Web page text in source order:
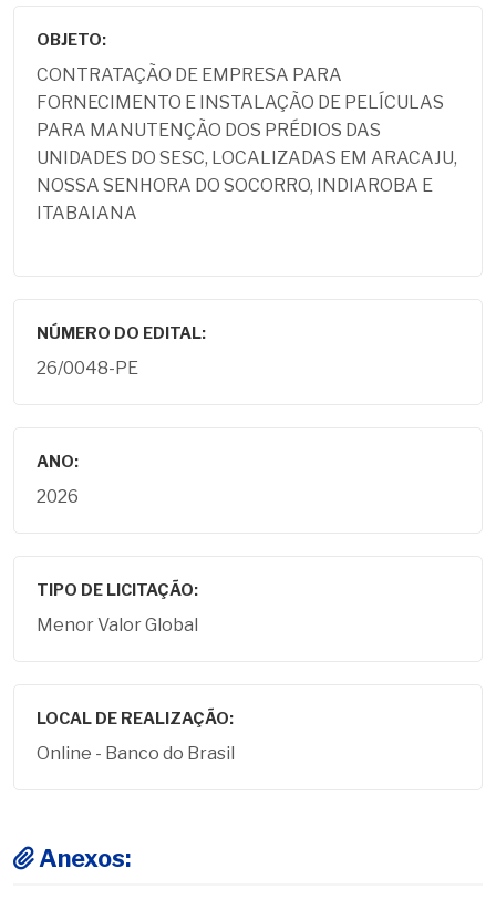
OBJETO:
CONTRATAÇÃO DE EMPRESA PARA
FORNECIMENTO E INSTALAÇÃO DE PELÍCULAS
PARA MANUTENÇÃO DOS PRÉDIOS DAS
UNIDADES DO SESC, LOCALIZADAS EM ARACAJU,
NOSSA SENHORA DO SOCORRO, INDIAROBA E
ITABAIANA
NÚMERO DO EDITAL:
26/0048-PE
ANO:
2026
TIPO DE LICITAÇÃO:
Menor Valor Global
LOCAL DE REALIZAÇÃO:
Online - Banco do Brasil
Anexos: